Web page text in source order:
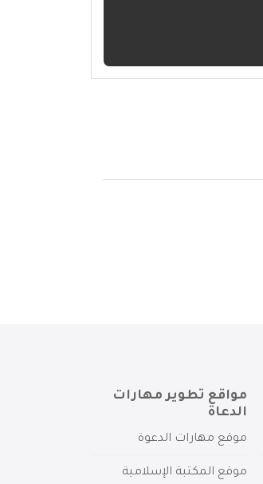
مواقع تطوير مهارات
الدعاة
موقع مهارات الدعوة
موقع المكتبة الإسلامية